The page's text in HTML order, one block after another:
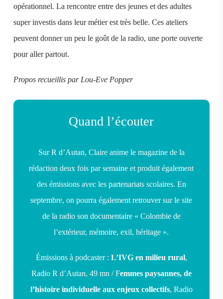
opérationnel. La rencontre entre des jeunes et des adultes
super investis dans leur métier est très belle. Ces ateliers
peuvent donner un peu le goût de la radio, une porte ouverte
pour aller partout.
Propos recueillis par Lou-Eve Popper
Quand l’écouter
Sur R d’Autan, Claire anime le magazine de la
rédaction deux fois par semaine et produit également
des émissions avec les partenariats scolaires. En
septembre, on pourra également retrouver sur le site
de la radio son documentaire « Colombie de
l’extérieur, mémoire, exil, héritage ».
Émissions à podcaster : L’IVG en milieu rural,
Radio R d’Autan, 49 mn / Femmes paysannes, de
l’histoire individuelle aux enjeux collectifs, Radio